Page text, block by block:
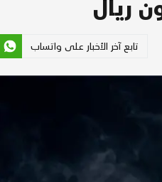
تابع آخر الأخبار على واتساب